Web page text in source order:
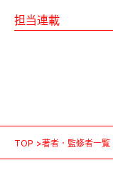
担当連載
TOP 著者・監修者一覧